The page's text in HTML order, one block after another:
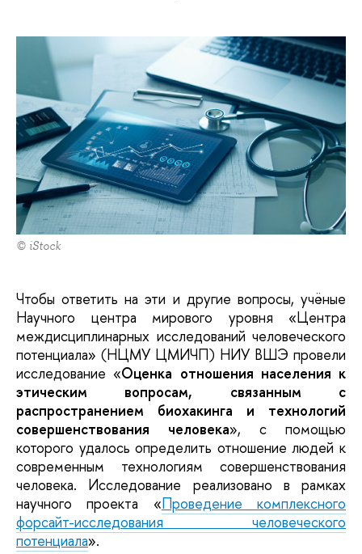
© iStock
Чтобы ответить на эти и другие вопросы, учёные
Научного центра мирового уровня «Центра
междисциплинарных исследований человеческого
потенциала» (НЦМУ ЦМИЧП) НИУ ВШЭ провели
исследование «Оценка отношения населения к
этическим вопросам, связанным с
распространением биохакинга и технологий
совершенствования человека», с помощью
которого удалось определить отношение людей к
современным технологиям совершенствования
человека. Исследование реализовано в рамках
научного проекта «Проведение комплексного
форсайт-исследования человеческого
потенциала».